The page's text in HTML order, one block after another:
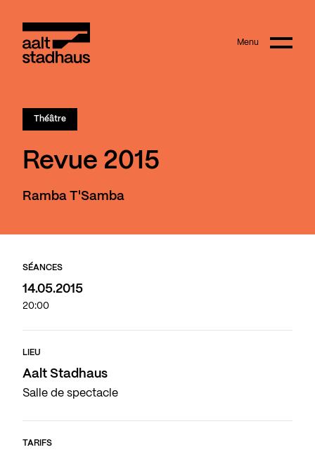
Main content Menu
Théâtre
Revue 2015
Ramba T'Samba
SÉANCES
14.05.2015
20:00
LIEU
Aalt Stadhaus
Salle de spectacle
TARIFS